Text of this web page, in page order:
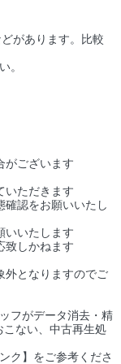
があります。比較
。
がございます
いただきます
確認をお願いいたし
いいたします
致しかねます
外となりますのでご
フがデータ消去・精
ない、中古再生処
ク】をご参考くださ